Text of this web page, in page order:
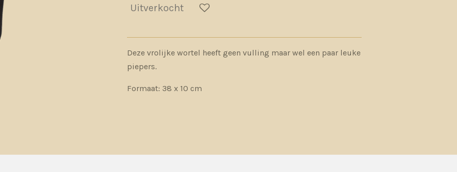
Uitverkocht
Deze vrolijke wortel heeft geen vulling maar wel een paar leuke
piepers.
Formaat: 38 x 10 cm